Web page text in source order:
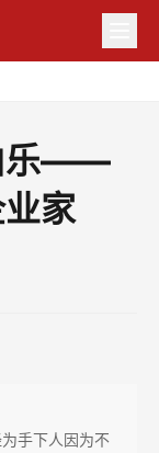
乐——
家
手下人因为不